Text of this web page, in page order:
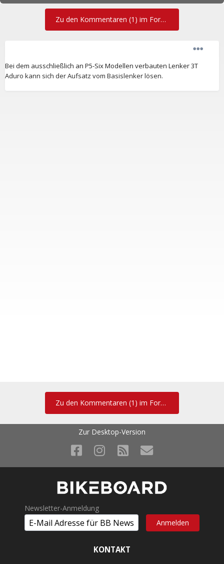
Zu den Kommentaren (1) im Forum
Bei dem ausschließlich an P5-Six Modellen verbauten Lenker 3T
Aduro kann sich der Aufsatz vom Basislenker lösen.
Zu den Kommentaren (1) im Forum
Zur Desktop-Version
Newsletter-Anmeldung
KONTAKT